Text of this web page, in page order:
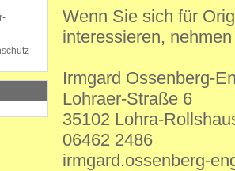
Wenn Sie sich für
interessieren,
Irmgard Ossenberg-
Lohraer-Straße 6
35102 Lohra-
06462 2486
irmgard.ossenberg-